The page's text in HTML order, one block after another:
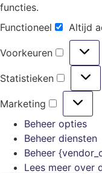
functies.
Functioneel
Altijd
Voorkeuren
Statistieken
Marketing
Beheer opties
Beheer diensten
Beheer
Lees meer over